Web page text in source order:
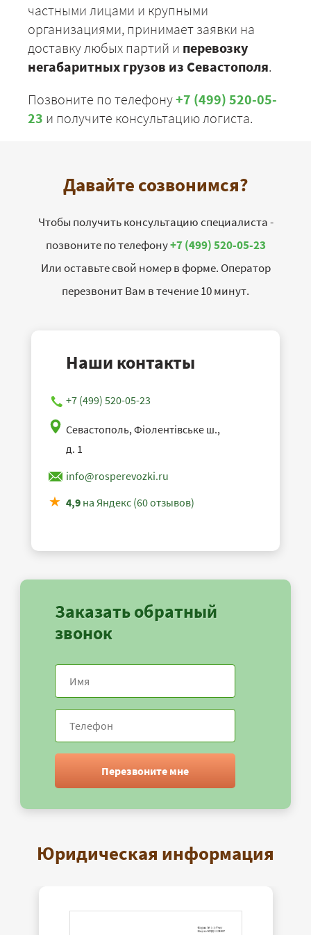
частными лицами и крупными
организациями, принимает заявки на
доставку любых партий и перевозку
негабаритных грузов из Севастополя.
Позвоните по телефону+7 (499) 520-05-
23 и получите консультацию логиста.
Давайте созвонимся?
Чтобы получить консультацию специалиста -
позвоните по телефону+7 (499) 520-05-23
Или оставьте свой номер в форме. Оператор
перезвонит Вам в течение 10 минут.
Наши контакты
+7 (499) 520-05-23
Севастополь, Фіолентівське ш.,
д. 1
info@rosperevozki.ru
4,9 на Яндекс (60 отзывов)
Заказать обратный
звонок
Перезвоните мне
Юридическая информация